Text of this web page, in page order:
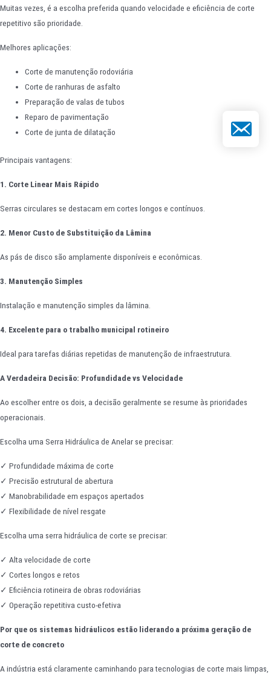
Muitas vezes, é a escolha preferida quando velocidade e eficiência de corte
repetitivo são prioridade.
Melhores aplicações:
Corte de manutenção rodoviária
Corte de ranhuras de asfalto
Preparação de valas de tubos
Reparo de pavimentação
Corte de junta de dilatação
Principais vantagens:
1. Corte Linear Mais Rápido
Serras circulares se destacam em cortes longos e contínuos.
2. Menor Custo de Substituição da Lâmina
As pás de disco são amplamente disponíveis e econômicas.
3. Manutenção Simples
Instalação e manutenção simples da lâmina.
4. Excelente para o trabalho municipal rotineiro
Ideal para tarefas diárias repetidas de manutenção de infraestrutura.
A Verdadeira Decisão: Profundidade vs Velocidade
Ao escolher entre os dois, a decisão geralmente se resume às prioridades
operacionais.
Escolha uma Serra Hidráulica de Anelar se precisar:
✓ Profundidade máxima de corte
✓ Precisão estrutural de abertura
✓ Manobrabilidade em espaços apertados
✓ Flexibilidade de nível resgate
Escolha uma serra hidráulica de corte se precisar:
✓ Alta velocidade de corte
✓ Cortes longos e retos
✓ Eficiência rotineira de obras rodoviárias
✓ Operação repetitiva custo-efetiva
Por que os sistemas hidráulicos estão liderando a próxima geração de
corte de concreto
A indústria está claramente caminhando para tecnologias de corte mais limpas,
E-mail